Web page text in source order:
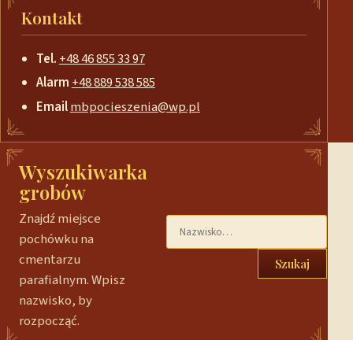
Kontakt
Tel. +48 46 855 33 97
Alarm+48 889 538 585
Emailmbpocieszenia@wp.pl
Wyszukiwarka
grobów
Znajdź miejsce
pochówku na
cmentarzu
parafialnym. Wpisz
nazwisko, by
rozpocząć.
Szukaj